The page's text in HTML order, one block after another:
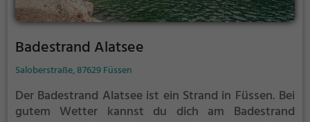
Badestrand Alatsee
Saloberstraße, 87629 Füssen
Der Badestrand Alatsee ist ein Strand in Füssen. Bei
gutem Wetter kannst du dich am Badestrand